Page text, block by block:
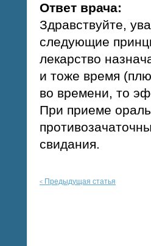
Ответ врача:
Здравствуйте,
следующие
лекарство
и тоже время
во времени, то
При приеме
свидания.
< Предыдущая статья